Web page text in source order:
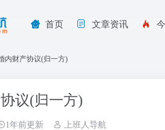
首页 文章资讯
内财产协议(归一方)
议(归一方)
1年前更新 上班人导航